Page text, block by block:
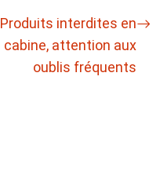
Produits interdites en
cabine, attention aux
oublis fréquents